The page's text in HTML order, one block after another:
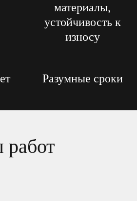
материалы,
устойчивость к
износу
Разумные сроки